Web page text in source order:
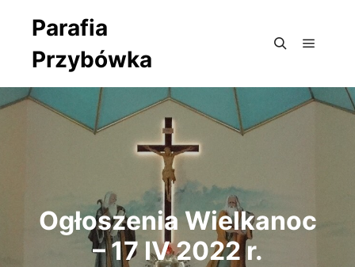
Parafia
Przybówka
Ogłoszenia Wielkanoc
– 17 IV 2022 r.